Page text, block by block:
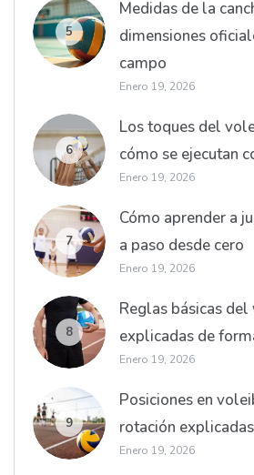
5
Medidas de la
dimensiones
campo
Enero 19, 2026
6
Los toques del
cómo se ejecutan
Enero 19, 2026
7
Cómo aprender a
a paso desde cero
Enero 19, 2026
8
Reglas básicas
explicadas de
Enero 19, 2026
9
Posiciones en
rotación
Enero 19, 2026